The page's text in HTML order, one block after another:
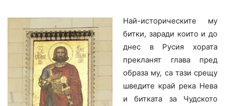
Най-историческите му
битки, заради които и до
днес в Русия хората
прекланят глава пред
образа му, са тази срещу
шведите край река Нева
и битката за Чудското